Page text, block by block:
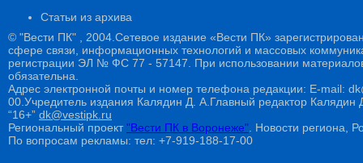
Статьи из архива
© "Вести ПК" , 2004.Сетевое издание «Вести ПК»
сфере связи, информационных технологий и массовых
регистрации ЭЛ № ФС 77 - 57147. При использовании
обязательна.
Адрес электронной почты и номер телефона редакции: E-mail:
00.Учредитель издания Калядин Д. А.Главный редактор
“16+” dk@vestipk.ru
Региональный проект"Вести ПК в Воронеже" . Новости региона,
По вопросам рекламы: тел: +7-919-188-17-00